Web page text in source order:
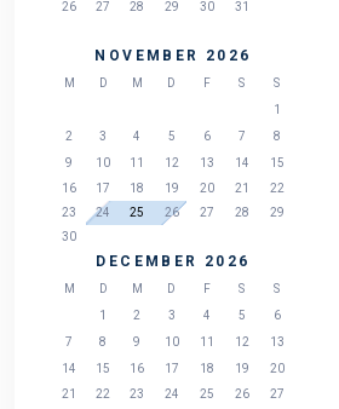
26
27 28 29 30 31
NOVEMBER 2026
M D M D F S
S
1
2
3 4 5 6 7
8
9
10 11 12 13 14
15
16
17 18 19 20 21
22
23
24 25 26 27 28
29
30
DECEMBER 2026
M D M D F S
S
1
2 3 4 5
6
7
8 9 10 11 12
13
14
15 16 17 18 19
20
21
22 23 24 25 26
27